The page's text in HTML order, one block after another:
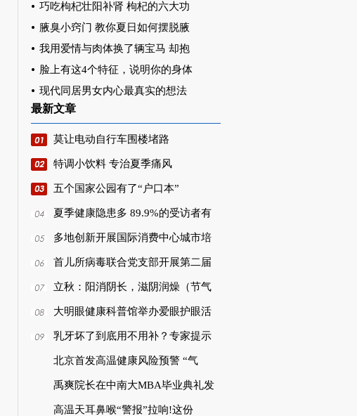
巧吃枸杞壮阳补肾 枸杞的六大功
腋臭小窍门 教你夏日如何摆脱腋
我用爱情与肉体换了辆宝马 却抱
脸上有这4个特征，说明你的身体
现代同居男女内心最真实的想法
最新文章
莫让电动自行车围楼堵路
特调小饮料 专治夏季痛风
五个国家公园有了“户口本”
夏季健康隐患多 89.9%的受访者有
多地创新开展国际消费中心城市培
首儿所病毒联合党支部开展第二届
立秋：阳消阴长，滋阴润燥（节气
大明眼健康科普馆举办爱眼护眼活
乳牙坏了到底用不用补？专家提示
北京首发高温健康风险预警 “气
禹爽院长在中南大MBA毕业典礼发
高温天耳鼻喉“警报”拉响!这份